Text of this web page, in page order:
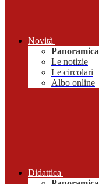
Novità
Panoramica
Le notizie
Le circolari
Albo online
Didattica